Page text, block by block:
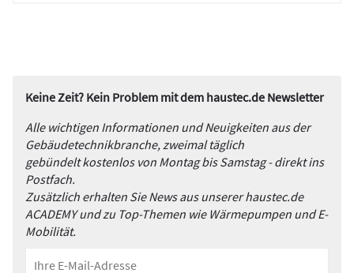
Keine Zeit? Kein Problem mit dem haustec.de Newsletter
Alle wichtigen Informationen und Neuigkeiten aus der
Gebäudetechnikbranche, zweimal täglich
gebündelt kostenlos von Montag bis Samstag - direkt ins
Postfach.
Zusätzlich erhalten Sie News aus unserer haustec.de
ACADEMY und zu Top-Themen wie Wärmepumpen und E-
Mobilität.